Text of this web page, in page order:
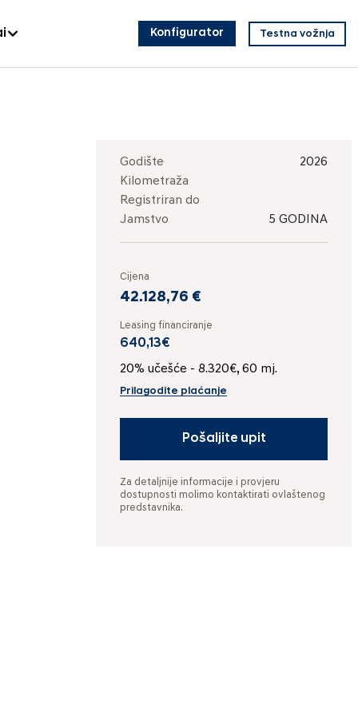
Konfigurator Testna vožnja
Godište
2026
Kilometraža
Registriran do
Jamstvo
5 GODINA
Cijena
42.128,76 €
Leasing financiranje
640,13€
20% učešće - 8.320€, 60 mj.
Prilagodite plaćanje
Pošaljite upit
Za detaljnije informacije i provjeru
dostupnosti molimo kontaktirati ovlaštenog
predstavnika.